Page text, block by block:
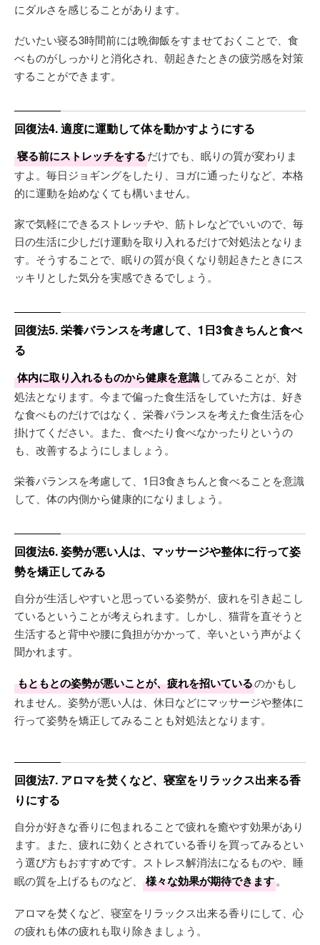
にダルさを感じることがあります。
だいたい寝る3時間前には晩御飯をすませておくことで、食
べものがしっかりと消化され、朝起きたときの疲労感を対策
することができます。
回復法4. 適度に運動して体を動かすようにする
寝る前にストレッチをするだけでも、眠りの質が変わりま
すよ。毎日ジョギングをしたり、ヨガに通ったりなど、本格
的に運動を始めなくても構いません。
家で気軽にできるストレッチや、筋トレなどでいいので、毎
日の生活に少しだけ運動を取り入れるだけで対処法となりま
す。そうすることで、眠りの質が良くなり朝起きたときにス
ッキリとした気分を実感できるでしょう。
回復法5. 栄養バランスを考慮して、1日3食きちんと食べ
る
体内に取り入れるものから健康を意識 してみることが、対
処法となります。今まで偏った食生活をしていた方は、好き
な食べものだけではなく、栄養バランスを考えた食生活を心
掛けてください。また、食べたり食べなかったりというの
も、改善するようにしましょう。
栄養バランスを考慮して、1日3食きちんと食べることを意識
して、体の内側から健康的になりましょう。
回復法6. 姿勢が悪い人は、マッサージや整体に行って姿
勢を矯正してみる
自分が生活しやすいと思っている姿勢が、疲れを引き起こし
ているということが考えられます。しかし、猫背を直そうと
生活すると背中や腰に負担がかかって、辛いという声がよく
聞かれます。
もともとの姿勢が悪いことが、疲れを招いているのかもし
れません。姿勢が悪い人は、休日などにマッサージや整体に
行って姿勢を矯正してみることも対処法となります。
回復法7. アロマを焚くなど、寝室をリラックス出来る香
りにする
自分が好きな香りに包まれることで疲れを癒やす効果があり
ます。また、疲れに効くとされている香りを買ってみるとい
う選び方もおすすめです。ストレス解消法になるものや、睡
眠の質を上げるものなど、
様々な効果が期待できます。
アロマを焚くなど、寝室をリラックス出来る香りにして、心
の疲れも体の疲れも取り除きましょう。